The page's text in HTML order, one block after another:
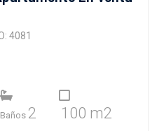
4081
Baños 2 100 m2